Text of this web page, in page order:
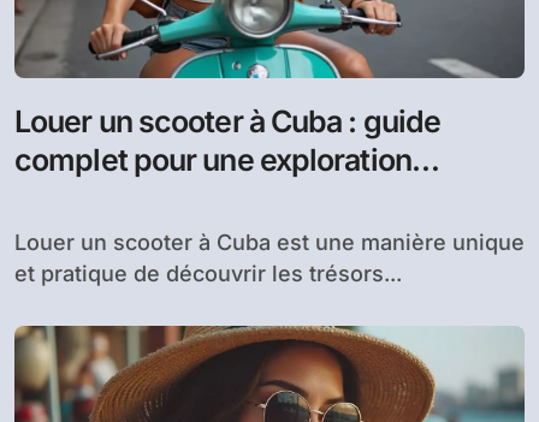
Louer un scooter à Cuba : guide
complet pour une exploration
Louer un scooter à Cuba est une manière unique
et pratique de découvrir les trésors...